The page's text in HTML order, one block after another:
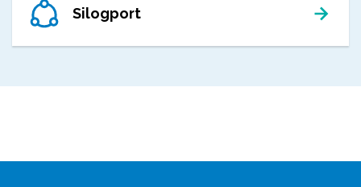
Silogport